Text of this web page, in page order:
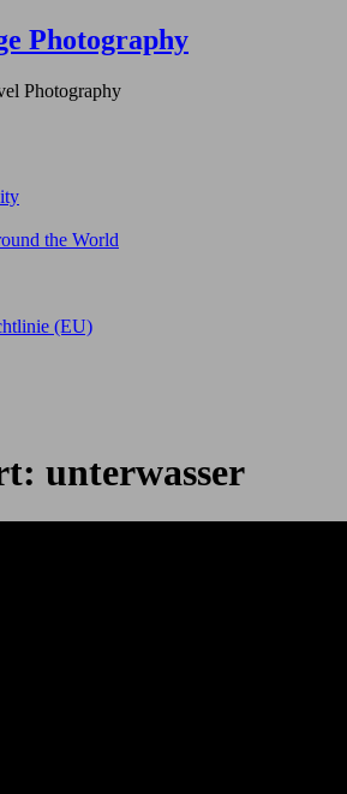
Photography
Photography
the World
(EU)
unterwasser